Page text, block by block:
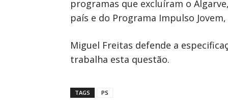
programas que excluíram o
país e do Programa Impulso
Miguel Freitas defende a
trabalha esta questão.
TAGS PS